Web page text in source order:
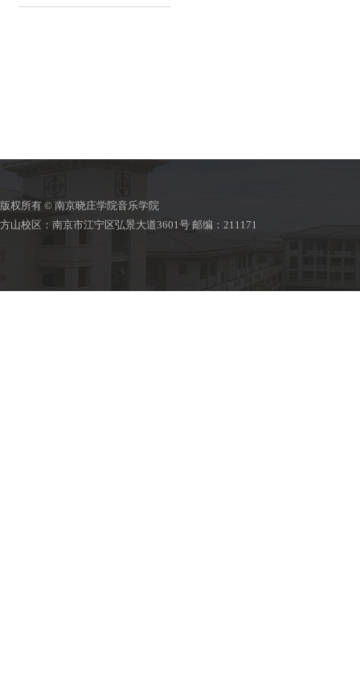
版权所有 © 南京晓庄学院音乐学院
方山校区：南京市江宁区弘景大道3601号 邮编：211171